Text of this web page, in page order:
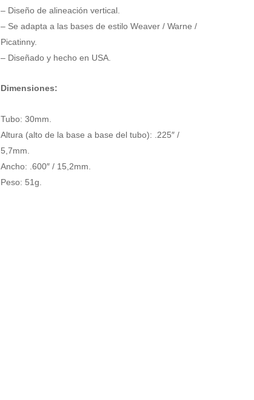
– Diseño de alineación vertical.
– Se adapta a las bases de estilo Weaver / Warne /
Picatinny.
– Diseñado y hecho en USA.
Dimensiones:
Tubo: 30mm.
Altura (alto de la base a base del tubo): .225″ /
5,7mm.
Ancho: .600″ / 15,2mm.
Peso: 51g.